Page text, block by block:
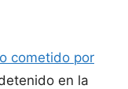
cometido por
en la